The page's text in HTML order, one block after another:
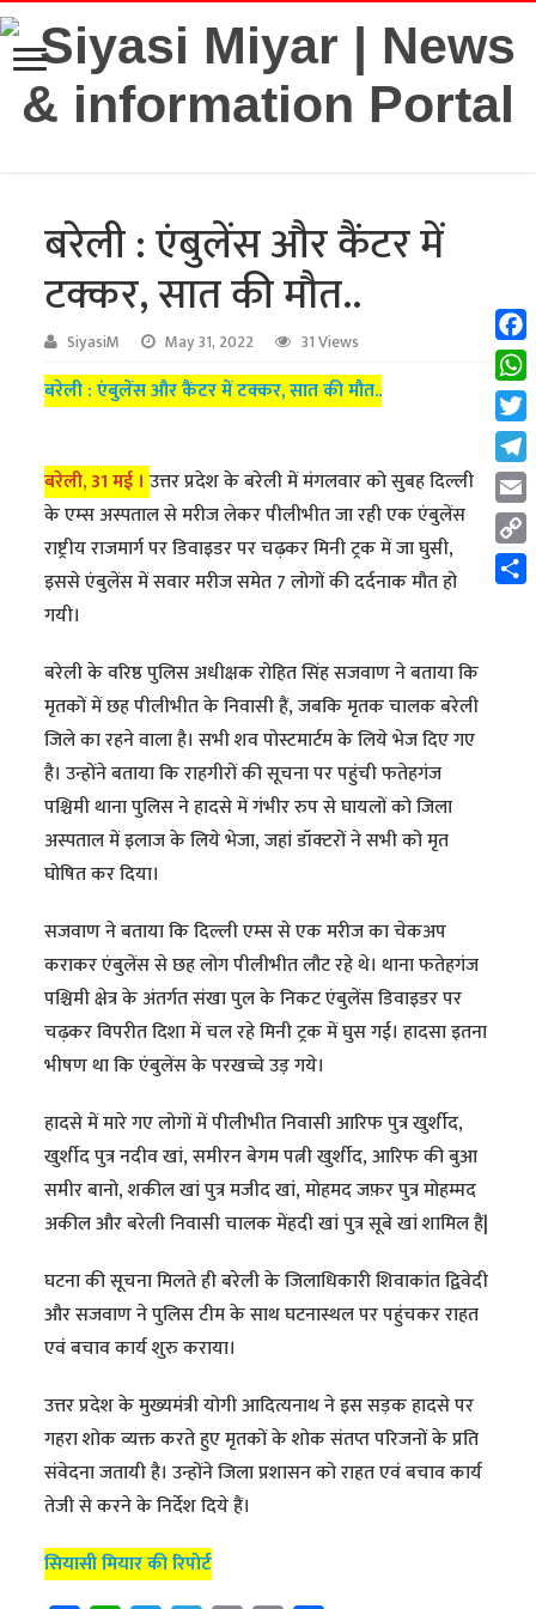
बरेली : एंबुलेंस और कैंटर में
टक्कर, सात की मौत..
SiyasiM May 31, 2022 31 Views
बरेली : एंबुलेंस और कैंटर में टक्कर, सात की मौत..
बरेली, 31 मई ।उत्तर प्रदेश के बरेली में मंगलवार को सुबह दिल्ली
के एम्स अस्पताल से मरीज लेकर पीलीभीत जा रही एक एंबुलेंस
राष्ट्रीय राजमार्ग पर डिवाइडर पर चढ़कर मिनी ट्रक में जा घुसी,
इससे एंबुलेंस में सवार मरीज समेत 7 लोगों की दर्दनाक मौत हो
गयी।
बरेली के वरिष्ठ पुलिस अधीक्षक रोहित सिंह सजवाण ने बताया कि
मृतकों में छह पीलीभीत के निवासी हैं, जबकि मृतक चालक बरेली
जिले का रहने वाला है। सभी शव पोस्टमार्टम के लिये भेज दिए गए
है। उन्होंने बताया कि राहगीरों की सूचना पर पहुंची फतेहगंज
पश्चिमी थाना पुलिस ने हादसे में गंभीर रुप से घायलों को जिला
अस्पताल में इलाज के लिये भेजा, जहां डॉक्टरों ने सभी को मृत
घोषित कर दिया।
सजवाण ने बताया कि दिल्ली एम्स से एक मरीज का चेकअप
कराकर एंबुलेंस से छह लोग पीलीभीत लौट रहे थे। थाना फतेहगंज
पश्चिमी क्षेत्र के अंतर्गत संखा पुल के निकट एंबुलेंस डिवाइडर पर
चढ़कर विपरीत दिशा में चल रहे मिनी ट्रक में घुस गई। हादसा इतना
भीषण था कि एंबुलेंस के परखच्चे उड़ गये।
हादसे में मारे गए लोगों में पीलीभीत निवासी आरिफ पुत्र खुर्शीद,
खुर्शीद पुत्र नदीव खां, समीरन बेगम पत्नी खुर्शीद, आरिफ की बुआ
समीर बानो, शकील खां पुत्र मजीद खां, मोहमद जफ़र पुत्र मोहम्मद
अकील और बरेली निवासी चालक मेंहदी खां पुत्र सूबे खां शामिल हैं|
घटना की सूचना मिलते ही बरेली के जिलाधिकारी शिवाकांत द्विवेदी
और सजवाण ने पुलिस टीम के साथ घटनास्थल पर पहुंचकर राहत
एवं बचाव कार्य शुरु कराया।
उत्तर प्रदेश के मुख्यमंत्री योगी आदित्यनाथ ने इस सड़क हादसे पर
गहरा शोक व्यक्त करते हुए मृतकों के शोक संतप्त परिजनों के प्रति
संवेदना जतायी है। उन्होंने जिला प्रशासन को राहत एवं बचाव कार्य
तेजी से करने के निर्देश दिये हैं।
सियासी मियार की रिपोर्ट
Copy
Link